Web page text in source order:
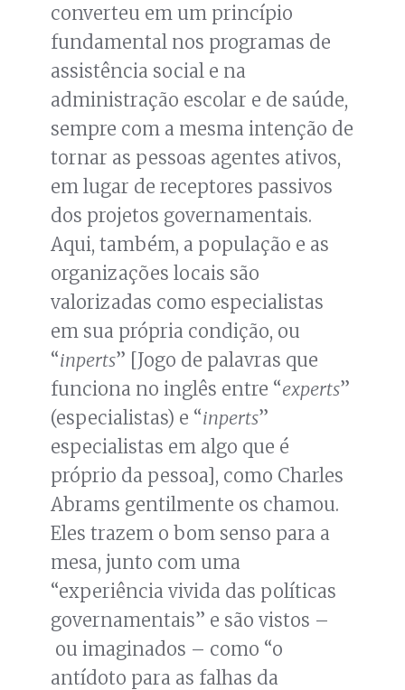
converteu em um princípio
fundamental nos programas de
assistência social e na
administração escolar e de saúde,
sempre com a mesma intenção de
tornar as pessoas agentes ativos,
em lugar de receptores passivos
dos projetos governamentais.
Aqui, também, a população e as
organizações locais são
valorizadas como especialistas
em sua própria condição, ou
“inperts” [Jogo de palavras que
funciona no inglês entre “experts”
(especialistas) e “inperts”
especialistas em algo que é
próprio da pessoa], como Charles
Abrams gentilmente os chamou.
Eles trazem o bom senso para a
mesa, junto com uma
“experiência vivida das políticas
governamentais” e são vistos –
ou imaginados – como “o
antídoto para as falhas da